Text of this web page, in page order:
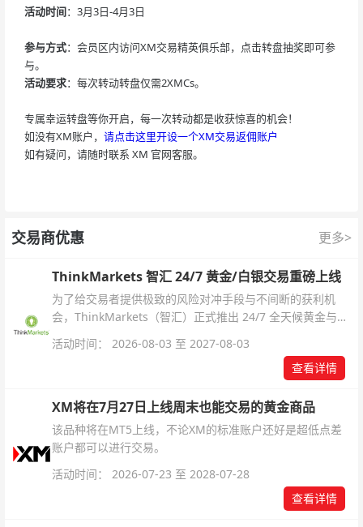
活动时间：3月3日-4月3日
参与方式：会员区内访问XM交易精英俱乐部，点击转盘抽奖即可参
与。
活动要求：每次转动转盘仅需2XMCs。
专属幸运转盘等你开启，每一次转动都是收获惊喜的机会！
如没有XM账户， 请点击这里开设一个XM交易返佣账户
如有疑问，请随时联系 XM 官网客服。
交易商优惠 更多>
ThinkMarkets 智汇 24/7 黄金/白银交易重磅上线
为了给交易者提供极致的风险对冲手段与不间断的获利机
会，ThinkMarkets（智汇）正式推出 24/7 全天候黄金与白
杆配置、支持软件及交易细则。
活动时间： 2026-08-03 至 2027-08-03
查看详情
XM将在7月27日上线周末也能交易的黄金商品
该品种将在MT5上线，不论XM的标准账户还好是超低点差
账户都可以进行交易。
活动时间： 2026-07-23 至 2028-07-28
查看详情